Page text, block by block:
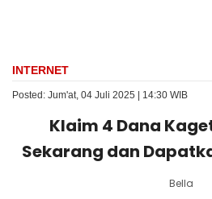
INTERNET
Posted: Jum'at, 04 Juli 2025 | 14:30 WIB
Klaim 4 Dana
Sekarang dan
Bella